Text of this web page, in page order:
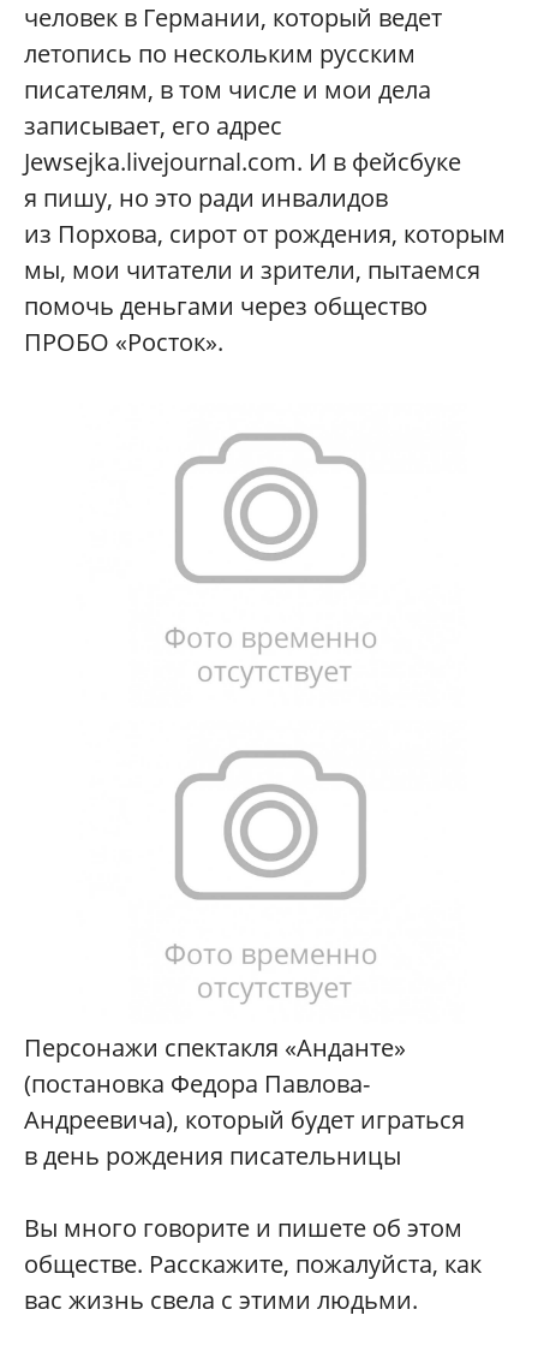
человек в Германии, который ведет
летопись по нескольким русским
писателям, в том числе и мои дела
записывает, его адрес
Jewsejka.livejournal.com. И в фейсбуке
я пишу, но это ради инвалидов
из Порхова, сирот от рождения, которым
мы, мои читатели и зрители, пытаемся
помочь деньгами через общество
ПРОБО «Росток».
Персонажи спектакля «Анданте»
(постановка Федора Павлова-
Андреевича), который будет играться
в день рождения писательницы
Вы много говорите и пишете об этом
обществе. Расскажите, пожалуйста, как
вас жизнь свела с этими людьми.